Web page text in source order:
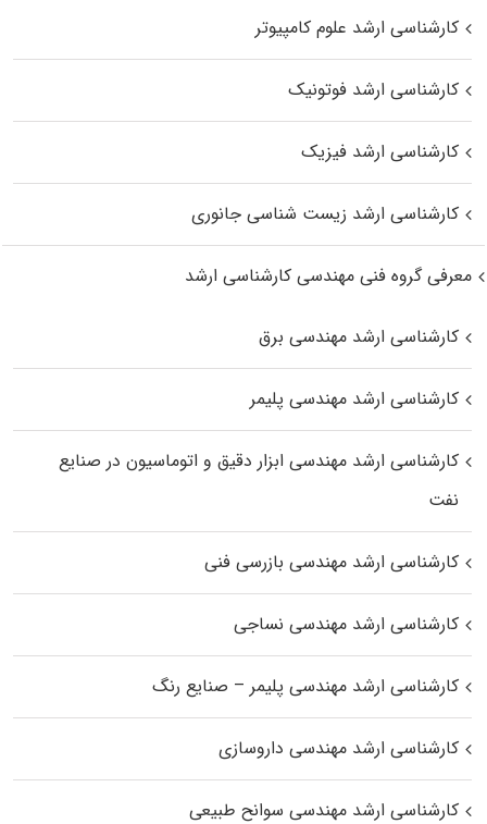
کارشناسی ارشد علوم کامپیوتر
کارشناسی ارشد فوتونیک
کارشناسی ارشد فیزیک
کارشناسی ارشد زیست‌ شناسی جانوری
معرفی گروه فنی مهندسی کارشناسی ارشد
کارشناسی ارشد مهندسی برق
کارشناسی ارشد مهندسی پلیمر
کارشناسی ارشد مهندسی ابزار دقیق و اتوماسیون در صنایع
نفت
کارشناسی ارشد مهندسی بازرسی فنی
کارشناسی ارشد مهندسی نساجی
کارشناسی ارشد مهندسی پلیمر – صنایع رنگ
کارشناسی ارشد مهندسی داروسازی
کارشناسی ارشد مهندسی سوانح طبیعی